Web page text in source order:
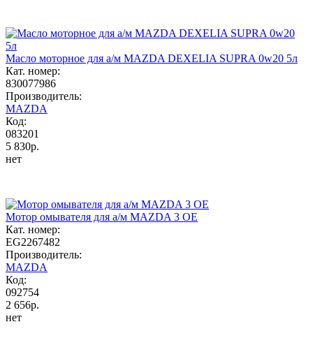
Масло моторное для а/м MAZDA DEXELIA SUPRA 0w20 5л
Кат. номер:
830077986
Производитель:
MAZDA
Код:
083201
5 830р.
нет
Мотор омывателя для а/м MAZDA 3 OE
Кат. номер:
EG2267482
Производитель:
MAZDA
Код:
092754
2 656р.
нет